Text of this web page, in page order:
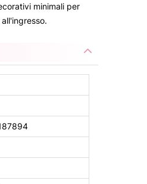
minimali per